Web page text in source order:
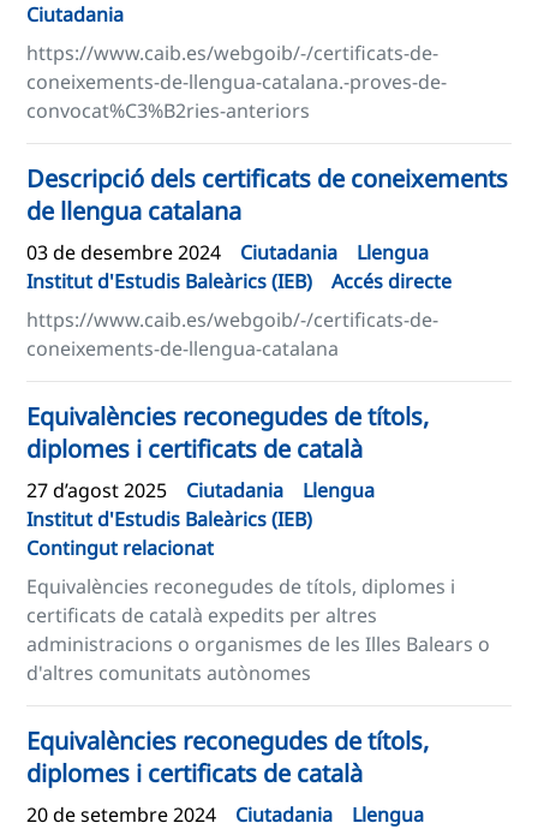
Ciutadania
https://www.caib.es/webgoib/-/certificats-de-
coneixements-de-llengua-catalana.-proves-de-
convocat%C3%B2ries-anteriors
Descripció dels certificats de coneixements
de llengua catalana
03 de desembre 2024 Ciutadania
Llengua
Institut d'Estudis Baleàrics (IEB)
Accés directe
https://www.caib.es/webgoib/-/certificats-de-
coneixements-de-llengua-catalana
Equivalències reconegudes de títols,
diplomes i certificats de català
27 d’agost 2025 Ciutadania
Llengua
Institut d'Estudis Baleàrics (IEB)
Contingut relacionat
Equivalències reconegudes de títols, diplomes i
certificats de català expedits per altres
administracions o organismes de les Illes Balears o
d'altres comunitats autònomes
Equivalències reconegudes de títols,
diplomes i certificats de català
20 de setembre 2024 Ciutadania
Llengua